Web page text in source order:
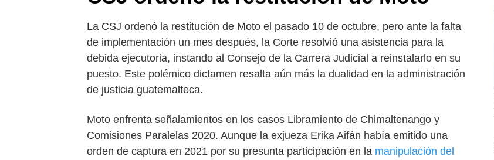
La CSJ ordenó la restitución de Moto el pasado 10 de octubre, pero ante la falta
de implementación un mes después, la Corte resolvió una asistencia para la
debida ejecutoria, instando al Consejo de la Carrera Judicial a reinstalarlo en su
puesto. Este polémico dictamen resalta aún más la dualidad en la administración
de justicia guatemalteca.
Moto enfrenta señalamientos en los casos Libramiento de Chimaltenango y
Comisiones Paralelas 2020. Aunque la exjueza Erika Aifán había emitido una
orden de captura en 2021 por su presunta participación en la manipulación del